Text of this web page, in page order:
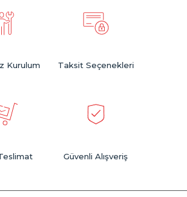
Kurulum Taksit Seçenekleri
Güvenli Alışveriş